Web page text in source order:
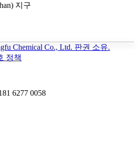
지구
Chemical Co., Ltd. 판권 소유.
정책
6277 0058